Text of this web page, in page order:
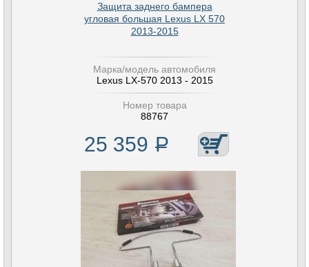
Защита заднего бампера
угловая большая Lexus LX 570
2013-2015
Марка/модель автомобиля
Lexus LX-570 2013 - 2015
Номер товара
88767
25 359 Р